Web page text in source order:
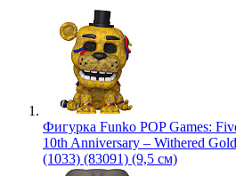
Фигурка Funko POP Games:
10th Anniversary – Withered
(1033) (83091) (9,5 см)